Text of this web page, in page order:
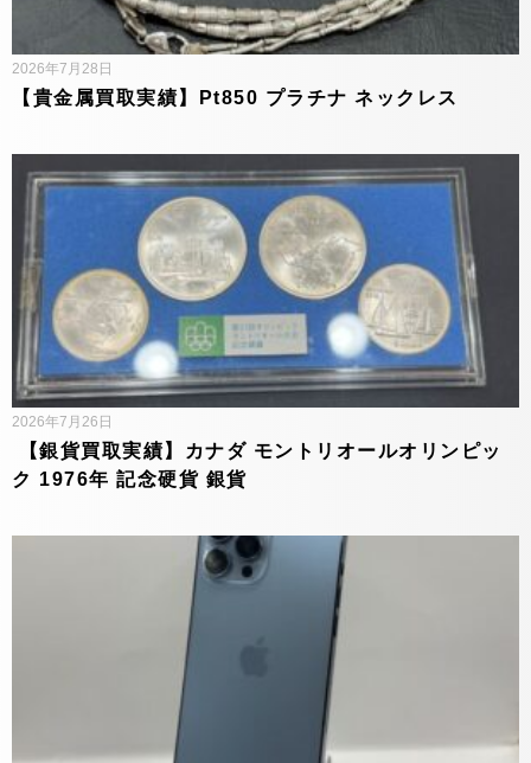
【貴金属買取実績】Pt850 プラチナ ネックレス
2026年7月28日
【銀貨買取実績】カナダ モントリオールオリンピッ
ク 1976年 記念硬貨 銀貨
2026年7月26日